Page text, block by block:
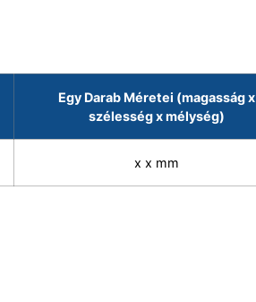
Egy Darab Méretei (magasság x
szélesség x mélység)
x x mm